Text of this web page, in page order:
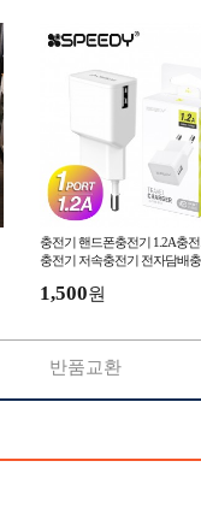
충전기 핸드폰충전기 1.2A충전
충전기 저속충전기 전자담배
1,500원
반품교환